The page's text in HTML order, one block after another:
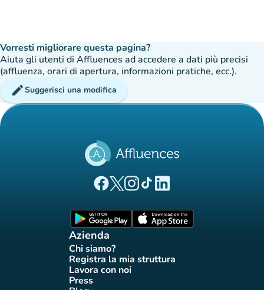
Vorresti migliorare questa pagina?
Aiuta gli utenti di Affluences ad accedere a dati più precisi
(affluenza, orari di apertura, informazioni pratiche, ecc.).
editSuggerisci una modifica
(nuova scheda)
(nuova scheda)
(nuova scheda)
(nuova scheda)
(nuova scheda)
Azienda
Chi siamo?(nuova scheda)
Registra la mia struttura
(nuova scheda)
Lavora con noi
(nuova scheda)
Press(nuova scheda)